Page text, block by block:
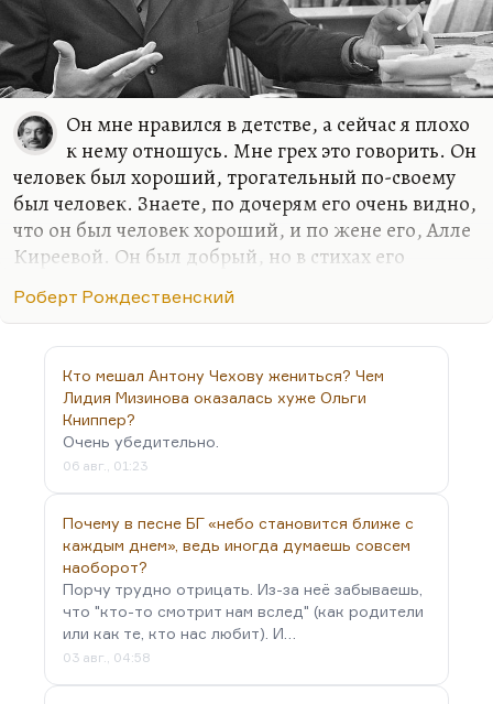
Он мне нравился в детстве, а сейчас я плохо
к нему отношусь. Мне грех это говорить. Он
человек был хороший, трогательный по-своему
был человек. Знаете, по дочерям его очень видно,
что он был человек хороший, и по жене его, Алле
Киреевой. Он был добрый, но в стихах его
хороших стихов у него мало. Но они были, штук
вспомнил.
Я очень хорошо помню, как Лёня Филатов,
Леонид Алексеевич, большой мой друг старший,
читал мне… Уже больной Филатов, уже через
многое прошедший. Правда, он в последние-то
годы выздоравливал. Когда почку пересадили, он
стал почти прежним. И я помню, как больной-
больной, с трудом…
Роберт Рождественский
Кто мешал Антону Чехову жениться? Чем
Лидия Мизинова оказалась хуже Ольги
Книппер?
Очень убедительно.
06 авг., 01:23
Почему в песне БГ «небо становится ближе с
каждым днем», ведь иногда думаешь совсем
наоборот?
Порчу трудно отрицать. Из-за неё забываешь,
что "кто-то смотрит нам вслед" (как родители
или как те, кто нас любит). И…
03 авг., 04:58